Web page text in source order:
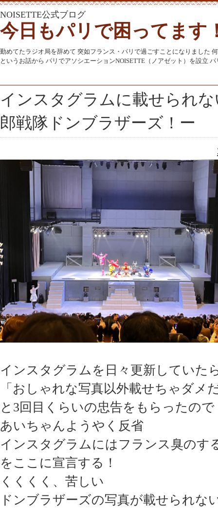
NOISETTE公式ブログ
今日もパリで困ってます
勤めてたラジオ局を辞めて 突如フランス・パリで過ごすことになりました
というお話から パリでアソシエーションNOISETTE（ノアゼット）を設立
インスタグラムに載せられ
郎戦隊ドンブラザーズ！ー
インスタグラムを日々更新していた
「おしゃれな写真以外載せちゃダメ
と3回目くらいの忠告をもらったので
あいちゃんようやく反省
インスタグラムにはフランス臭のす
をここに宣言する！
くくくく、苦しい
ドンブラザーズの写真が載せられな